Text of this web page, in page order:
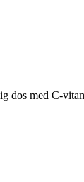
dos med C-